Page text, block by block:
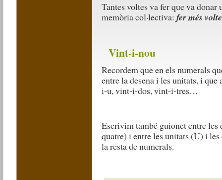
Tantes voltes va fer que va donar
memòria col·lectiva:fer més
Vint-i-nou
Recordem que en els numerals
entre la desena i les unitats, i que
i-u, vint-i-dos, vint-i-tres…
Escrivim també guionet entre
quatre) i entre les unitats (U) i
la resta de numerals.